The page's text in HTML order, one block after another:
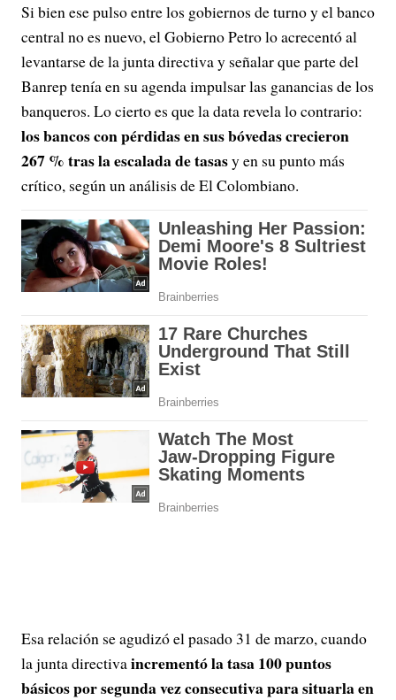
Si bien ese pulso entre los gobiernos de turno y el banco
central no es nuevo, el Gobierno Petro lo acrecentó al
levantarse de la junta directiva y señalar que parte del
Banrep tenía en su agenda impulsar las ganancias de los
banqueros. Lo cierto es que la data revela lo contrario:
los bancos con pérdidas en sus bóvedas crecieron
267 % tras la escalada de tasasy en su punto más
crítico, según un análisis de El Colombiano.
Esa relación se agudizó el pasado 31 de marzo, cuando
la junta directivaincrementó la tasa 100 puntos
básicos por segunda vez consecutiva para situarla en